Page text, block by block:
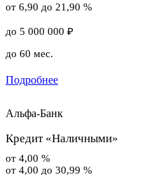
от 6,90 до 21,90 %
до 5 000 000 ₽
до 60 мес.
Подробнее
Альфа-Банк
Кредит «Наличными»
от 4,00 %
от 4,00 до 30,99 %